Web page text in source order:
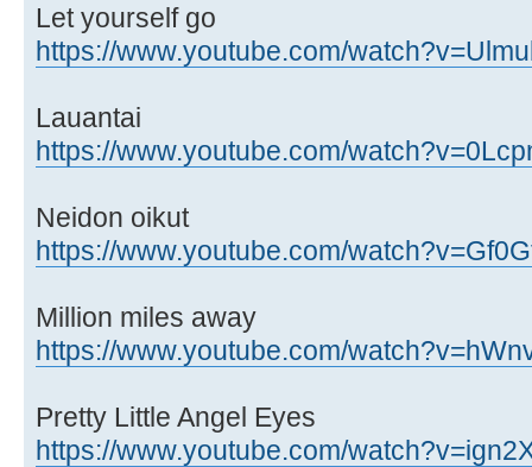
Let yourself go
https://www.youtube.com/
Lauantai
https://www.youtube.com/
Neidon oikut
https://www.youtube.com/
Million miles away
https://www.youtube.com/
Pretty Little Angel Eyes
https://www.youtube.com/